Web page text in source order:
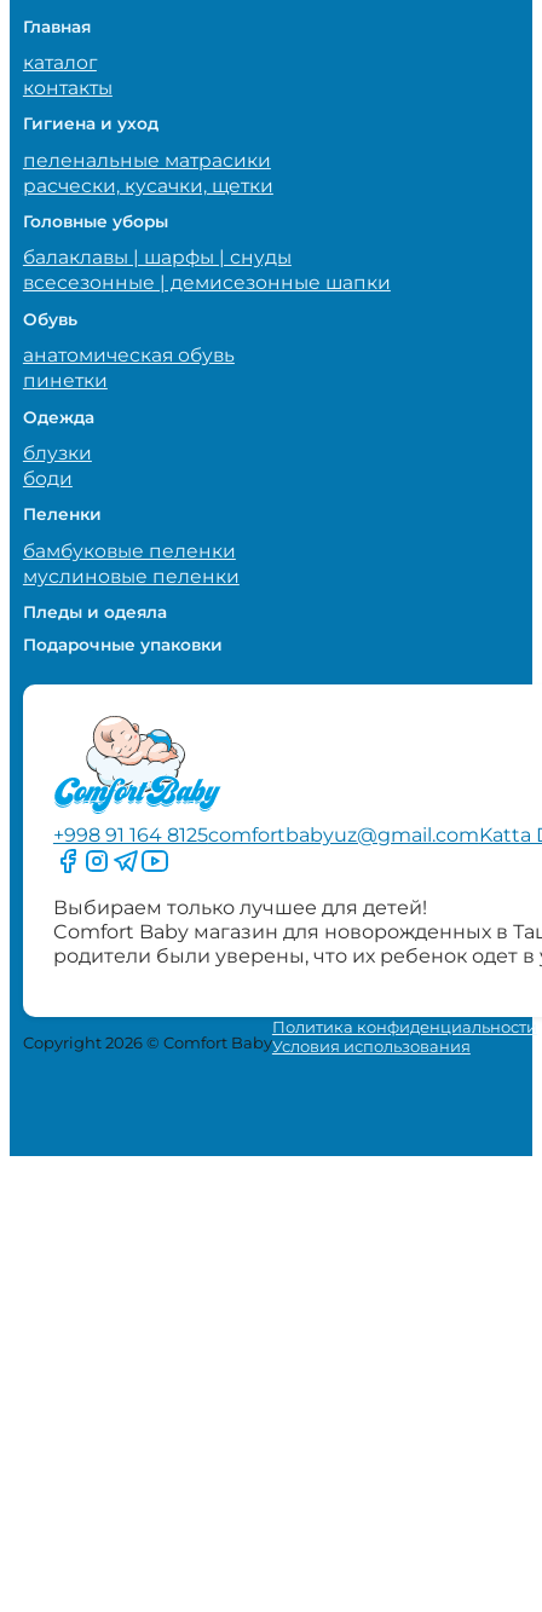
Главная
каталог
контакты
Гигиена и уход
пеленальные матрасики
расчески, кусачки, щетки
Головные уборы
балаклавы | шарфы | снуды
всесезонные | демисезонные шапки
Обувь
анатомическая обувь
пинетки
Одежда
блузки
боди
Пеленки
бамбуковые пеленки
муслиновые пеленки
Пледы и одеяла
Подарочные упаковки
+998 91 164 8125comfortbabyuz@gmail.comKatta
Следите за нами на Facebook
Следите за нами в Instagram
Следите за нами в Telegram
Следите за нами в YouTube
Выбираем только лучшее для детей!
Comfort Baby магазин для новорожденных в
родители были уверены, что их ребенок одет
Copyright 2026 © Comfort Baby
Политика конфиденциальности
Условия использования